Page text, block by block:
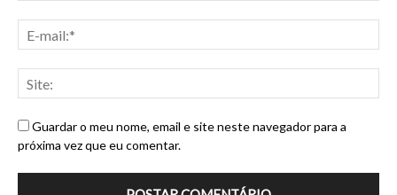
Guardar o meu nome, email e site neste navegador para a
próxima vez que eu comentar.